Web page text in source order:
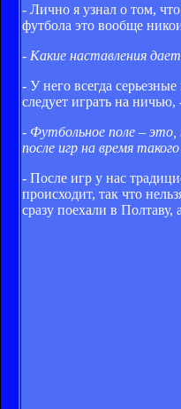
- Лично я узнал о том,
футбола это вообще
- Какие наставления
- У него всегда
следует играть на
- Футбольное поле – это,
после игр на время
- После игр у нас
происходит, так что
сразу поехали в